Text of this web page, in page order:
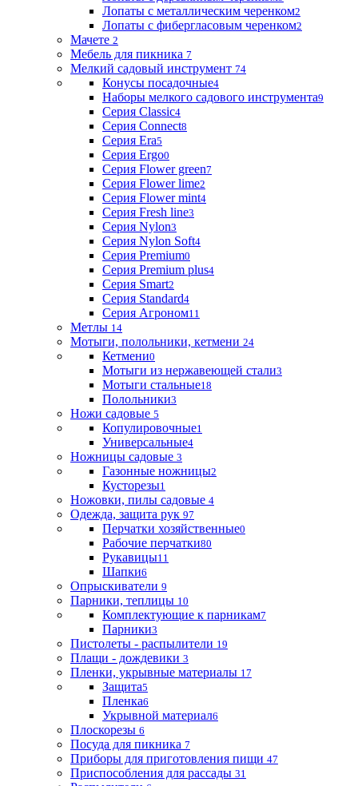
Лопаты с металлическим черенком2
Лопаты с фибергласовым черенком2
Мачете 2
Мебель для пикника 7
Мелкий садовый инструмент 74
Конусы посадочные4
Наборы мелкого садового инструмента9
Серия Classic4
Серия Connect8
Серия Era5
Серия Ergo0
Серия Flower green7
Серия Flower lime2
Серия Flower mint4
Серия Fresh line3
Серия Nylon3
Серия Nylon Soft4
Серия Premium0
Серия Premium plus4
Серия Smart2
Серия Standard4
Серия Агроном11
Метлы 14
Мотыги, полольники, кетмени 24
Кетмени0
Мотыги из нержавеющей стали3
Мотыги стальные18
Полольники3
Ножи садовые 5
Копулировочные1
Универсальные4
Ножницы садовые 3
Газонные ножницы2
Кусторезы1
Ножовки, пилы садовые 4
Одежда, защита рук 97
Перчатки хозяйственные0
Рабочие перчатки80
Рукавицы11
Шапки6
Опрыскиватели 9
Парники, теплицы 10
Комплектующие к парникам7
Парники3
Пистолеты - распылители 19
Плащи - дождевики 3
Пленки, укрывные материалы 17
Защита5
Пленка6
Укрывной материал6
Плоскорезы 6
Посуда для пикника 7
Приборы для приготовления пищи 47
Приспособления для рассады 31